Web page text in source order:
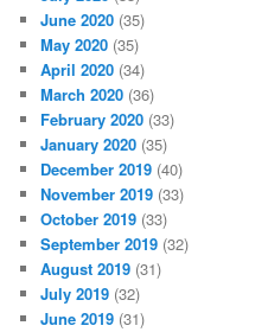
June 2020 (35)
May 2020 (35)
April 2020 (34)
March 2020 (36)
February 2020 (33)
January 2020 (35)
December 2019 (40)
November 2019 (33)
October 2019 (33)
September 2019 (32)
August 2019 (31)
July 2019 (32)
June 2019 (31)